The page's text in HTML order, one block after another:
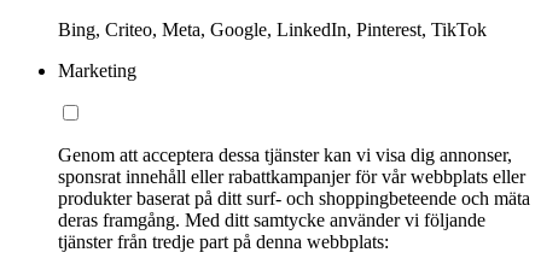
Bing, Criteo, Meta, Google, LinkedIn, Pinterest, TikTok
Marketing
Genom att acceptera dessa tjänster kan vi visa dig annonser,
sponsrat innehåll eller rabattkampanjer för vår webbplats eller
produkter baserat på ditt surf- och shoppingbeteende och mäta
deras framgång. Med ditt samtycke använder vi följande
tjänster från tredje part på denna webbplats: